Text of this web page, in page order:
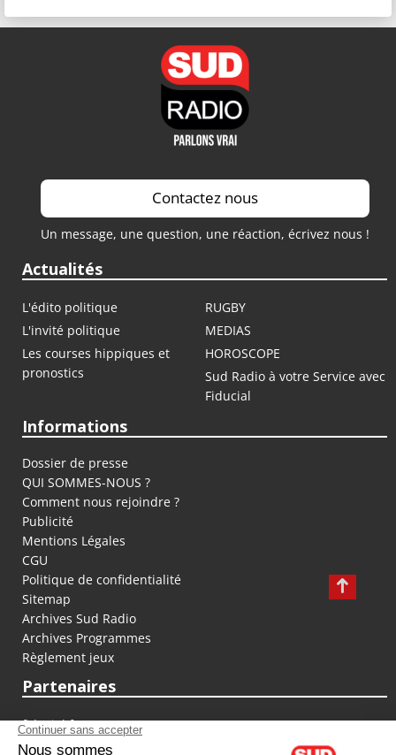
Contactez nous
Un message, une question, une réaction, écrivez nous !
Actualités
L'édito politique
RUGBY
L'invité politique
MEDIAS
Les courses hippiques et
pronostics
HOROSCOPE
Sud Radio à votre Service avec
Fiducial
Informations
Dossier de presse
QUI SOMMES-NOUS ?
Comment nous rejoindre ?
Publicité
Mentions Légales
CGU
Politique de confidentialité
Sitemap
Archives Sud Radio
Archives Programmes
Règlement jeux
Partenaires
fiducial.fr
lyoncapitale.fr